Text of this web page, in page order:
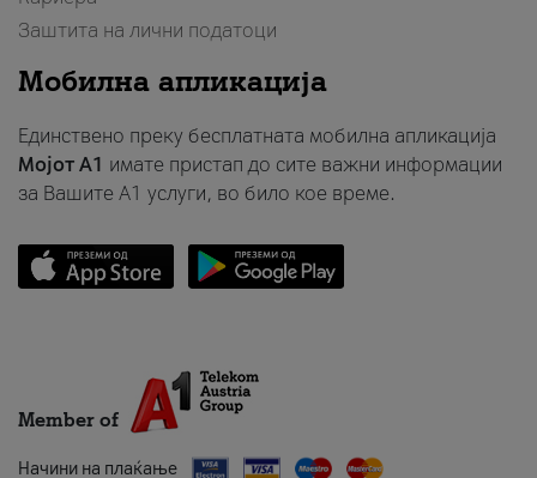
Заштита на лични податоци
Мобилна апликација
Единствено преку бесплатната мобилна апликација
Мојот A1 имате пристап до сите важни информации
за Вашите A1 услуги, во било кое време.
Member of
Начини на плаќање